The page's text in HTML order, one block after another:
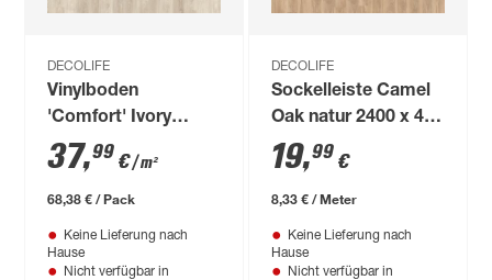
DECOLIFE
Vinylboden
'Comfort' Ivory
Washed Oak
hellgrau 10,5 mm
37,99 €/ m²
68,38 € / Pack
Keine Lieferung nach
Hause
Nicht verfügbar in
DECOLIFE
Sockelleiste Camel
Oak natur 2400 x 40
x 15 mm
19,99 €
8,33 € / Meter
Keine Lieferung nach
Hause
Nicht verfügbar in